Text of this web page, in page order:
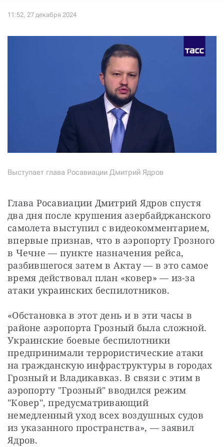
Выступает глава Росавиации Дмитрий Ядров
Глава Росавиации Дмитрий Ядров спустя
два дня после крушения азербайджанского
самолета выступил с видеокомментарием,
впервые признав, что в аэропорту Грозного
в Чечне — пункте назначения рейса,
разбившегося затем в Актау — в это самое
время действовал план «ковер» — из-за
атаки украинских беспилотников.
«Обстановка в этот день и в эти часы в
районе аэропорта Грозный была сложной.
Украинские боевые беспилотники
предпринимали террористические атаки
на гражданскую инфраструктуры в городах
Грозный и Владикавказ. В связи с этим в
аэропорту "Грозный" вводился режим
"Ковер", предусматривающий
немедленный уход всех воздушных судов
из указанного пространства», — заявил
Ядров.